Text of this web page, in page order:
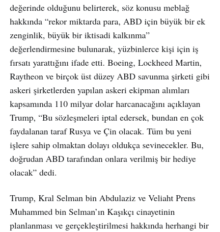
değerinde olduğunu belirterek, söz konusu meblağ
hakkında “rekor miktarda para, ABD için büyük bir ek
zenginlik, büyük bir iktisadi kalkınma”
değerlendirmesine bulunarak, yüzbinlerce kişi için iş
fırsatı yarattığını ifade etti. Boeing, Lockheed Martin,
Raytheon ve birçok üst düzey ABD savunma şirketi gibi
askeri şirketlerden yapılan askeri ekipman alımları
kapsamında 110 milyar dolar harcanacağını açıklayan
Trump, “Bu sözleşmeleri iptal edersek, bundan en çok
faydalanan taraf Rusya ve Çin olacak. Tüm bu yeni
işlere sahip olmaktan dolayı oldukça sevinecekler. Bu,
doğrudan ABD tarafından onlara verilmiş bir hediye
olacak” dedi.
Trump, Kral Selman bin Abdulaziz ve Veliaht Prens
Muhammed bin Selman’ın Kaşıkçı cinayetinin
planlanması ve gerçekleştirilmesi hakkında herhangi bir